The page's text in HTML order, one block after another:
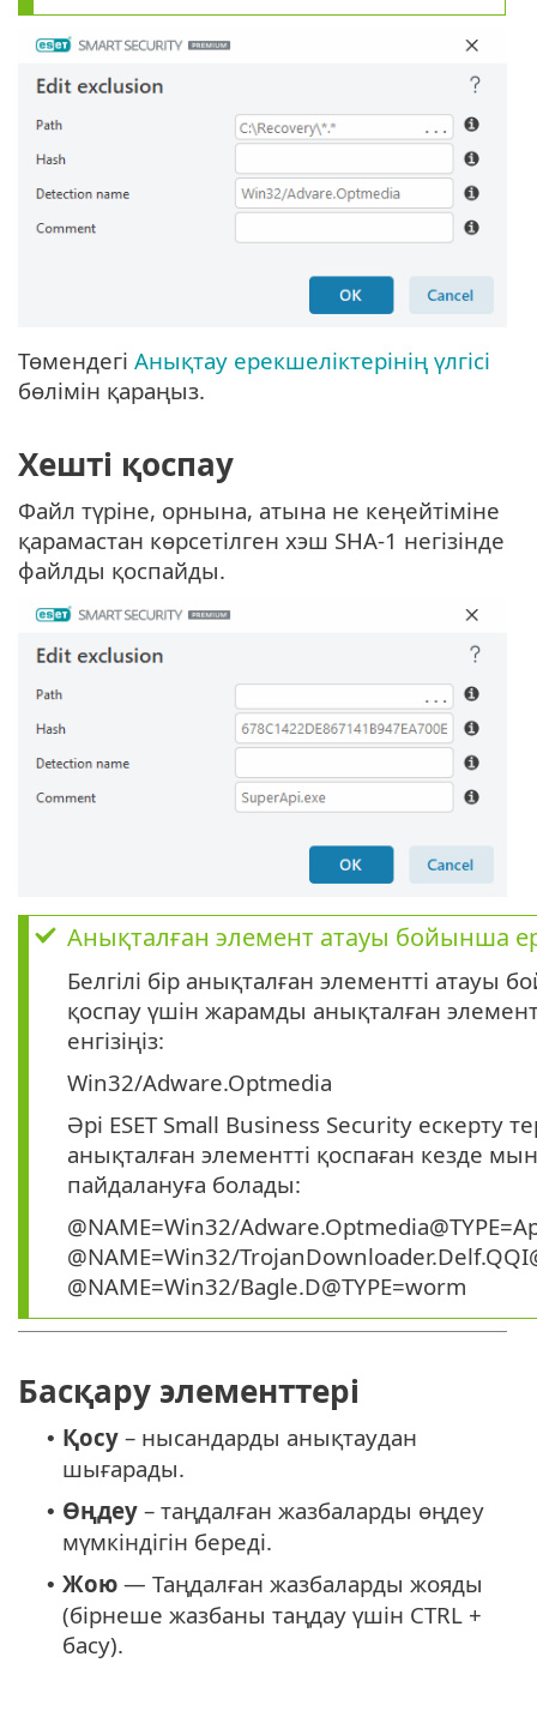
Төмендегі Анықтау ерекшеліктерінің үлгісі
бөлімін қараңыз.
Хешті қоспау
Файл түріне, орнына, атына не кеңейтіміне
қарамастан көрсетілген хэш SHA-1 негізінде
файлды қоспайды.
Анықталған элемент атауы бойынша
Белгілі бір анықталған элементті атауы
қоспау үшін жарамды анықталған
енгізіңіз:
Win32/Adware.Optmedia
Әрі ESET Small Business Security ескерту
анықталған элементті қоспаған кезде
пайдалануға болады:
@NAME=Win32/
@NAME=Win32/
@NAME=Win32/Bagle.D@TYPE=worm
Басқару элементтері
• Қосу – нысандарды анықтаудан
шығарады.
• Өңдеу – таңдалған жазбаларды өңдеу
мүмкіндігін береді.
• Жою — Таңдалған жазбаларды жояды
(бірнеше жазбаны таңдау үшін CTRL +
басу).